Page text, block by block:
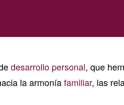
desarrollo personal, que
la armoníafamiliar, las